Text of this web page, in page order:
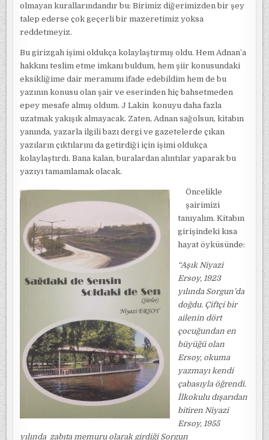
olmayan kurallarındandır bu: Birimiz diğerimizden bir şey
talep ederse çok geçerli bir mazeretimiz yoksa
reddetmeyiz.
Bu girizgah işimi oldukça kolaylaştırmış oldu. Hem Adnan’a
hakkını teslim etme imkanı buldum, hem şiir konusundaki
eksikliğime dair meramımı ifade edebildim hem de bu
yazının konusu olan şair ve eserinden hiç bahsetmeden
epey mesafe almış oldum. J Lakin konuyu daha fazla
uzatmak yakışık almayacak. Zaten, Adnan sağolsun, kitabın
yanında, yazarla ilgili bazı dergi ve gazetelerde çıkan
yazıların çıktılarını da getirdiği için işimi oldukça
kolaylaştırdı. Bana kalan, buralardan alıntılar yaparak bu
yazıyı tamamlamak olacak.
Öncelikle
şairimizi
tanıyalım. Kitabın
girişindeki kısa
hayat öyküsünde:
“Aşık Niyazi
Ersoy, 1923
yılında Sorgun’da
doğdu. Çiftçi bir
ailenin dört
çocuğundan en
büyüğü olan
Ersoy, okuma
yazmayı kendi
çabasıyla öğrendi.
İlkokulu dışarıdan
bitiren Niyazi
Ersoy, 1955
yılında zabıta memuru olarak girdiği Sorgun